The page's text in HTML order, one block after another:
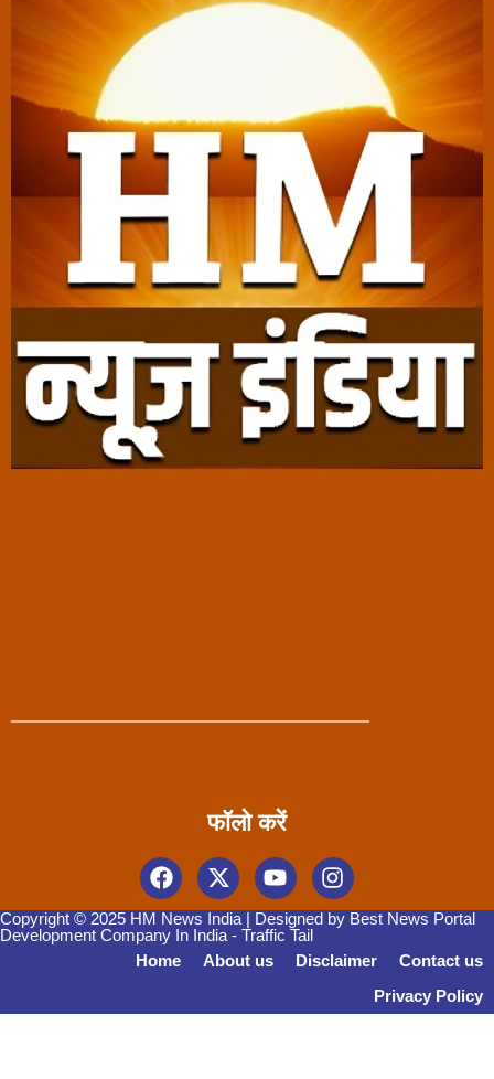
फॉलो करें
Copyright © 2025 HM News India | Designed by Best News Portal
Development Company In India - Traffic Tail
Home
About us Disclaimer
Contact us
Privacy Policy